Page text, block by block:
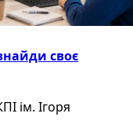
своє
ім. Ігоря